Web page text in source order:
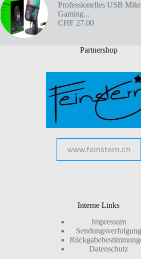
Professionelles USB
Gaming...
CHF 27.00
Partnershop
www.feinstern.ch
Interne Links
Impressum
Sendungsverfolgung
Datenschutz